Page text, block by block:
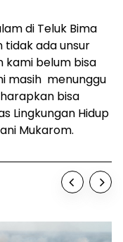
di Teluk Bima
tidak ada unsur
kami belum bisa
masih menunggu
bisa
Lingkungan Hidup
Mukarom.